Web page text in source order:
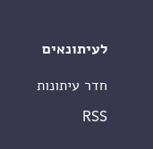
לעיתונאים
חדר עיתונות
RSS